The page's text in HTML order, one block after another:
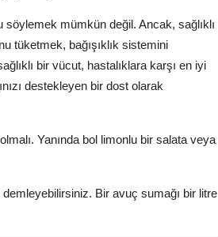
mümkün değil. Ancak, sağlıklı
tüketmek, bağışıklık sistemini
bir vücut, hastalıklara karşı en iyi
destekleyen bir dost olarak
Yanında bol limonlu bir salata veya
Bir avuç sumağı bir litre